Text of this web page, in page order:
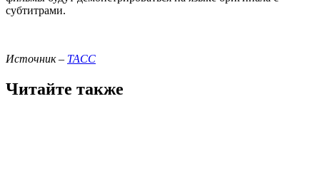
субтитрами.
Источник – ТАСС
Читайте также